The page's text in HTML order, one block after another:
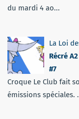
du mardi 4 ao...
La Loi
Récré
#7
Croque Le Club fait
émissions spéciales.